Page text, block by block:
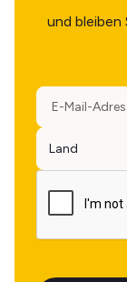
und bleiben